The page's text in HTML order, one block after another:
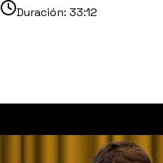
Duración: 33:12